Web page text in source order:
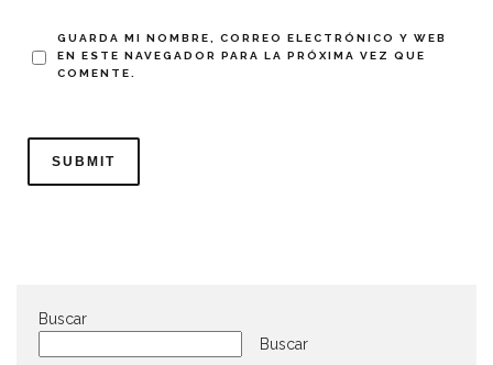
GUARDA MI NOMBRE, CORREO ELECTRÓNICO Y WEB
EN ESTE NAVEGADOR PARA LA PRÓXIMA VEZ QUE
COMENTE.
Buscar
Buscar